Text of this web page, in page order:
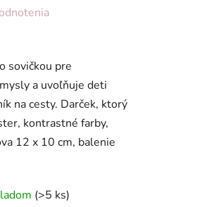
sovičkou pre
a uvoľňuje deti
na cesty. Darček, ktorý
kontrastné farby,
12 x 10 cm, balenie
(>5 ks)